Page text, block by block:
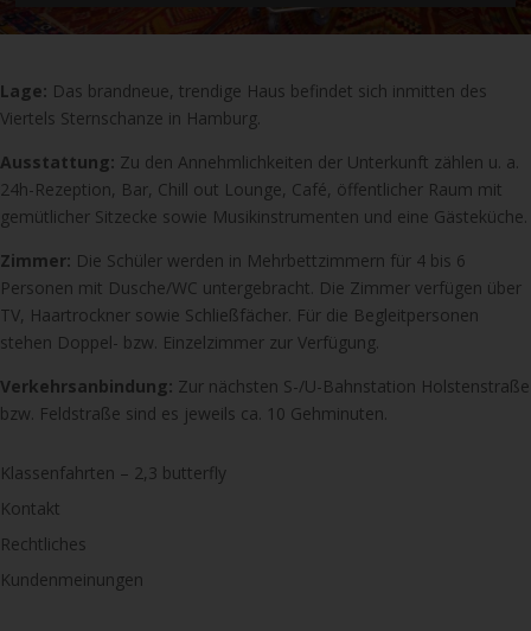
Lage: Das brandneue, trendige Haus befindet sich inmitten des
Viertels Sternschanze in Hamburg.
Ausstattung: Zu den Annehmlichkeiten der Unterkunft zählen u. a.
24h-Rezeption, Bar, Chill out Lounge, Café, öffentlicher Raum mit
gemütlicher Sitzecke sowie Musikinstrumenten und eine Gästeküche.
Zimmer: Die Schüler werden in Mehrbettzimmern für 4 bis 6
Personen mit Dusche/WC untergebracht. Die Zimmer verfügen über
TV, Haartrockner sowie Schließfächer. Für die Begleitpersonen
stehen Doppel- bzw. Einzelzimmer zur Verfügung.
Verkehrsanbindung: Zur nächsten S-/U-Bahnstation Holstenstraße
bzw. Feldstraße sind es jeweils ca. 10 Gehminuten.
Klassenfahrten – 2,3 butterfly
Kontakt
Rechtliches
Kundenmeinungen